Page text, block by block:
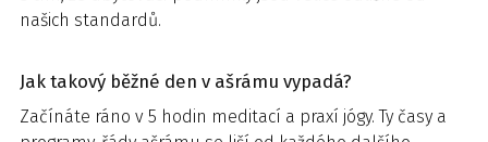
našich standardů.
Jak takový běžné den v ašrámu vypadá?
Začínáte ráno v 5 hodin meditací a praxí jógy. Ty časy a